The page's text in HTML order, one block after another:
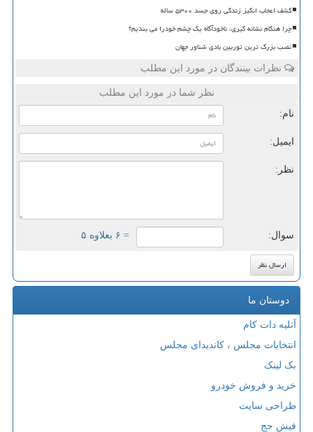
کشف اعجاب انگیز زندگی روی جسد ۵۳۰۰ ساله
چرا هنگام نشانه گیری، ناخودآگاه یک چشم خودرا می بندیم؟
نصب بزرگ ترین توربین بادی شناور جهان
نظرات بینندگان در مورد این مطلب
نظر شما در مورد این مطلب
نام:
ایمیل:
نظر:
سوال: = ۶ بعلاوه ۵
دوستان ما
آتلیه دات کام
انتخابات مجلس ، کاندیدای مجلس
بک لینک
خرید و فروش خودرو
طراحی سایت
فیش حج